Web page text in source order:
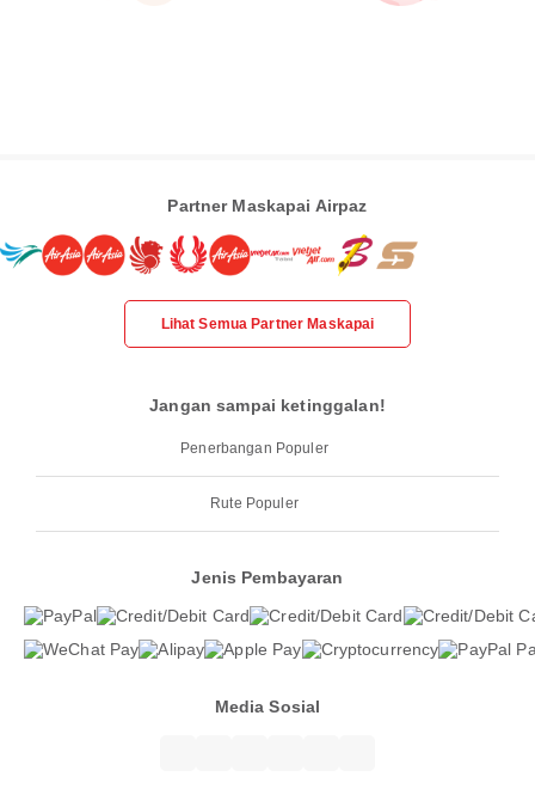
Partner Maskapai Airpaz
Lihat Semua Partner Maskapai
Jangan sampai ketinggalan!
Penerbangan Populer
Rute Populer
Jenis Pembayaran
Media Sosial